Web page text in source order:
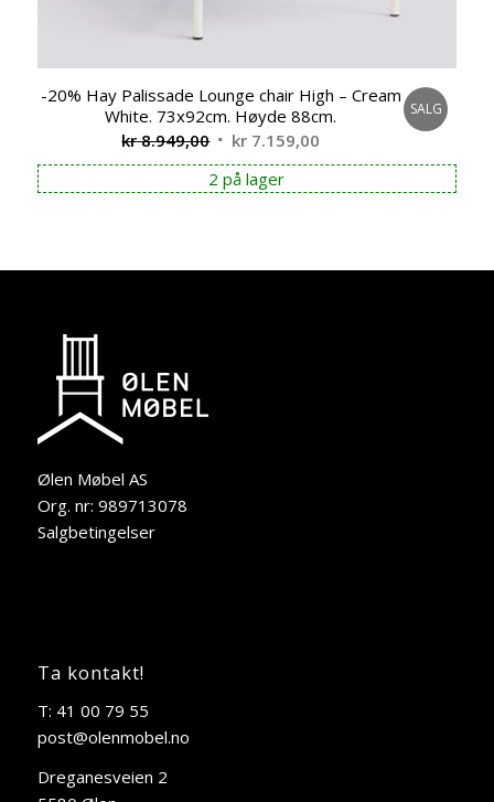
-20% Hay Palissade Lounge chair High – Cream
White. 73x92cm. Høyde 88cm.
kr8.949,00 Opprinnelig
pris
var:
kr 7.159,00
pris
er:
SALG
2 på lager
Ølen Møbel AS
Org. nr: 989713078
Salgbetingelser
Ta kontakt!
T: 41 00 79 55
post@olenmobel.no
Dreganesveien 2